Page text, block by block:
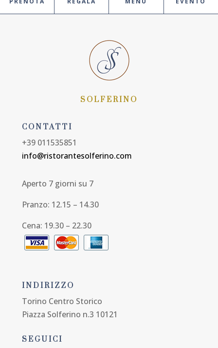
SOLFERINO
CONTATTI
+39 011535851
info@ristorantesolferino.com
Aperto 7 giorni su 7
Pranzo: 12.15 – 14.30
Cena: 19.30 – 22.30
INDIRIZZO
Torino Centro Storico
Piazza Solferino n.3 10121
SEGUICI